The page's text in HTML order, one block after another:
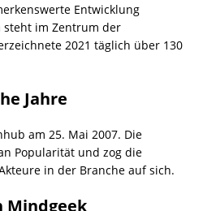
Entwicklung
im Zentrum der
2021 täglich über 130
Jahre
am 25. Mai 2007. Die
Popularität und zog die
in der Branche auf sich.
Mindgeek